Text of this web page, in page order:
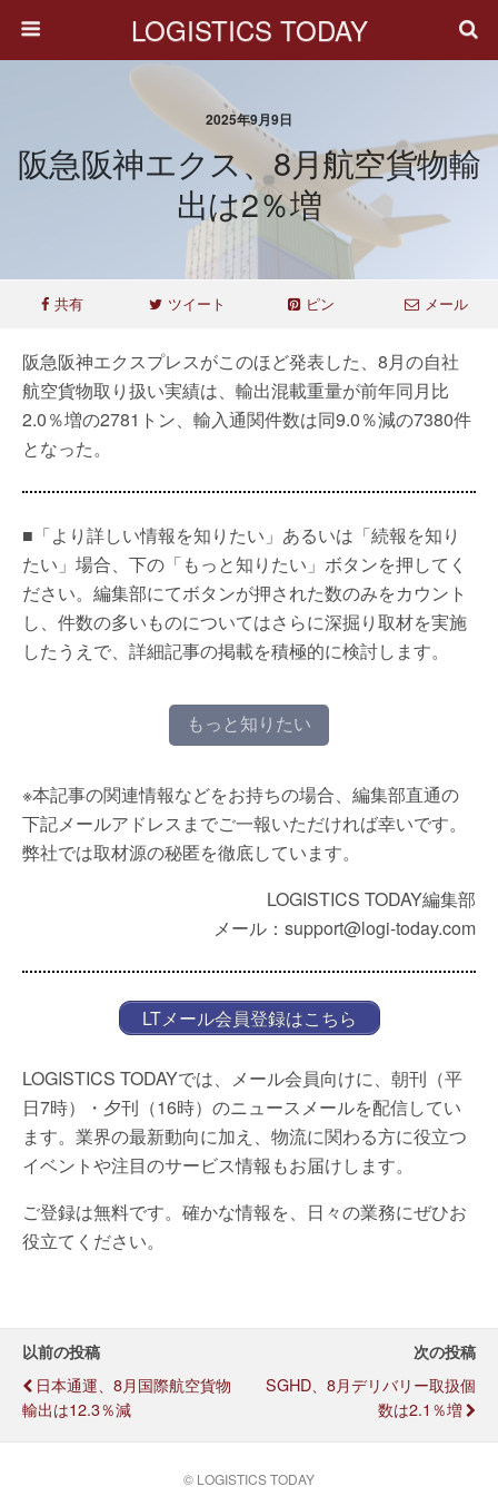
LOGISTICS TODAY
2025年9月9日
阪急阪神エクス、8月航空貨物輸
出は2％増
共有 ツイート ピン メール
阪急阪神エクスプレスがこのほど発表した、8月の自社
航空貨物取り扱い実績は、輸出混載重量が前年同月比
2.0％増の2781トン、輸入通関件数は同9.0％減の7380件
となった。
■「より詳しい情報を知りたい」あるいは「続報を知り
たい」場合、下の「もっと知りたい」ボタンを押してく
ださい。編集部にてボタンが押された数のみをカウント
し、件数の多いものについてはさらに深掘り取材を実施
したうえで、詳細記事の掲載を積極的に検討します。
もっと知りたい
※本記事の関連情報などをお持ちの場合、編集部直通の
下記メールアドレスまでご一報いただければ幸いです。
弊社では取材源の秘匿を徹底しています。
LOGISTICS TODAY編集部
メール：support@logi-today.com
LTメール会員登録はこちら
LOGISTICS TODAYでは、メール会員向けに、朝刊（平
日7時）・夕刊（16時）のニュースメールを配信してい
ます。業界の最新動向に加え、物流に関わる方に役立つ
イベントや注目のサービス情報もお届けします。
ご登録は無料です。確かな情報を、日々の業務にぜひお
役立てください。
以前の投稿
日本通運、8月国際航空貨物
輸出は12.3％減
次の投稿
SGHD、8月デリバリー取扱個
数は2.1％増
© LOGISTICS TODAY